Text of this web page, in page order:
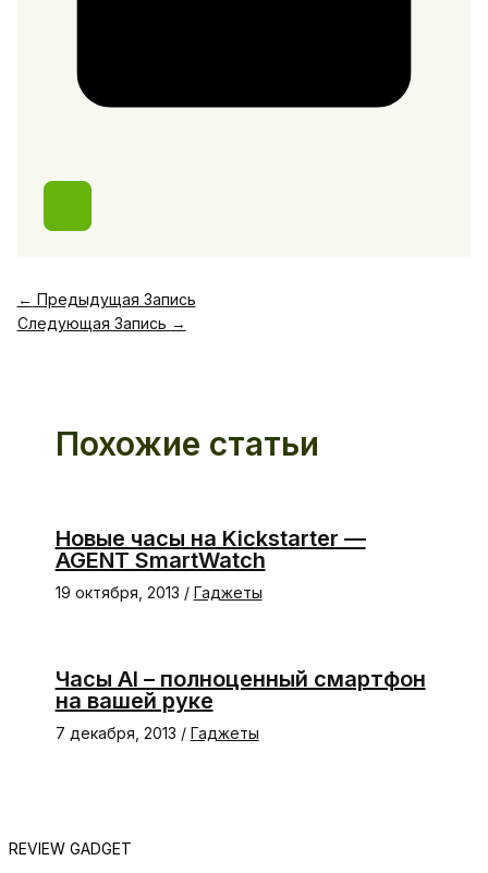
← Предыдущая Запись
Следующая Запись →
Похожие статьи
Новые часы на Kickstarter —
AGENT SmartWatch
19 октября, 2013 / Гаджеты
Часы AI – полноценный смартфон
на вашей руке
7 декабря, 2013 / Гаджеты
REVIEW GADGET